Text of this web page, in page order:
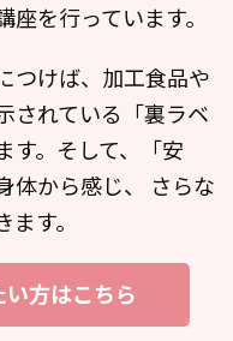
を行っています。
つけば、加工食品や
されている「裏ラベ
す。そして、「安
体から感じ、 さらな
す。
方はこちら